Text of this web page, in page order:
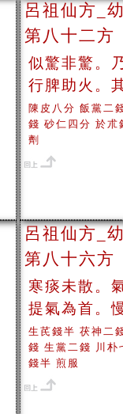
呂祖仙方_
第八十二方
似驚非驚。
行脾助火。
陳皮八分 飯黨二
錢 砂仁四分 於朮
劑
呂祖仙方_
第八十六方
寒痰未散。
提氣為首。
生芪錢半 茯神二
錢 生黨二錢 川朴
錢半 煎服